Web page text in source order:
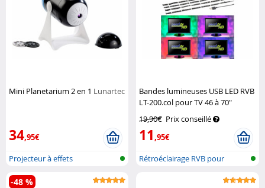
Mini Planetarium 2 en 1 Lunartec
34,95€
Projecteur à effets
Bandes lumineuses USB LED RVB
LT-200.col pour TV 46 à 70"
19,90€ Prix conseillé
11,95€
Rétroéclairage RVB pour
-48 %